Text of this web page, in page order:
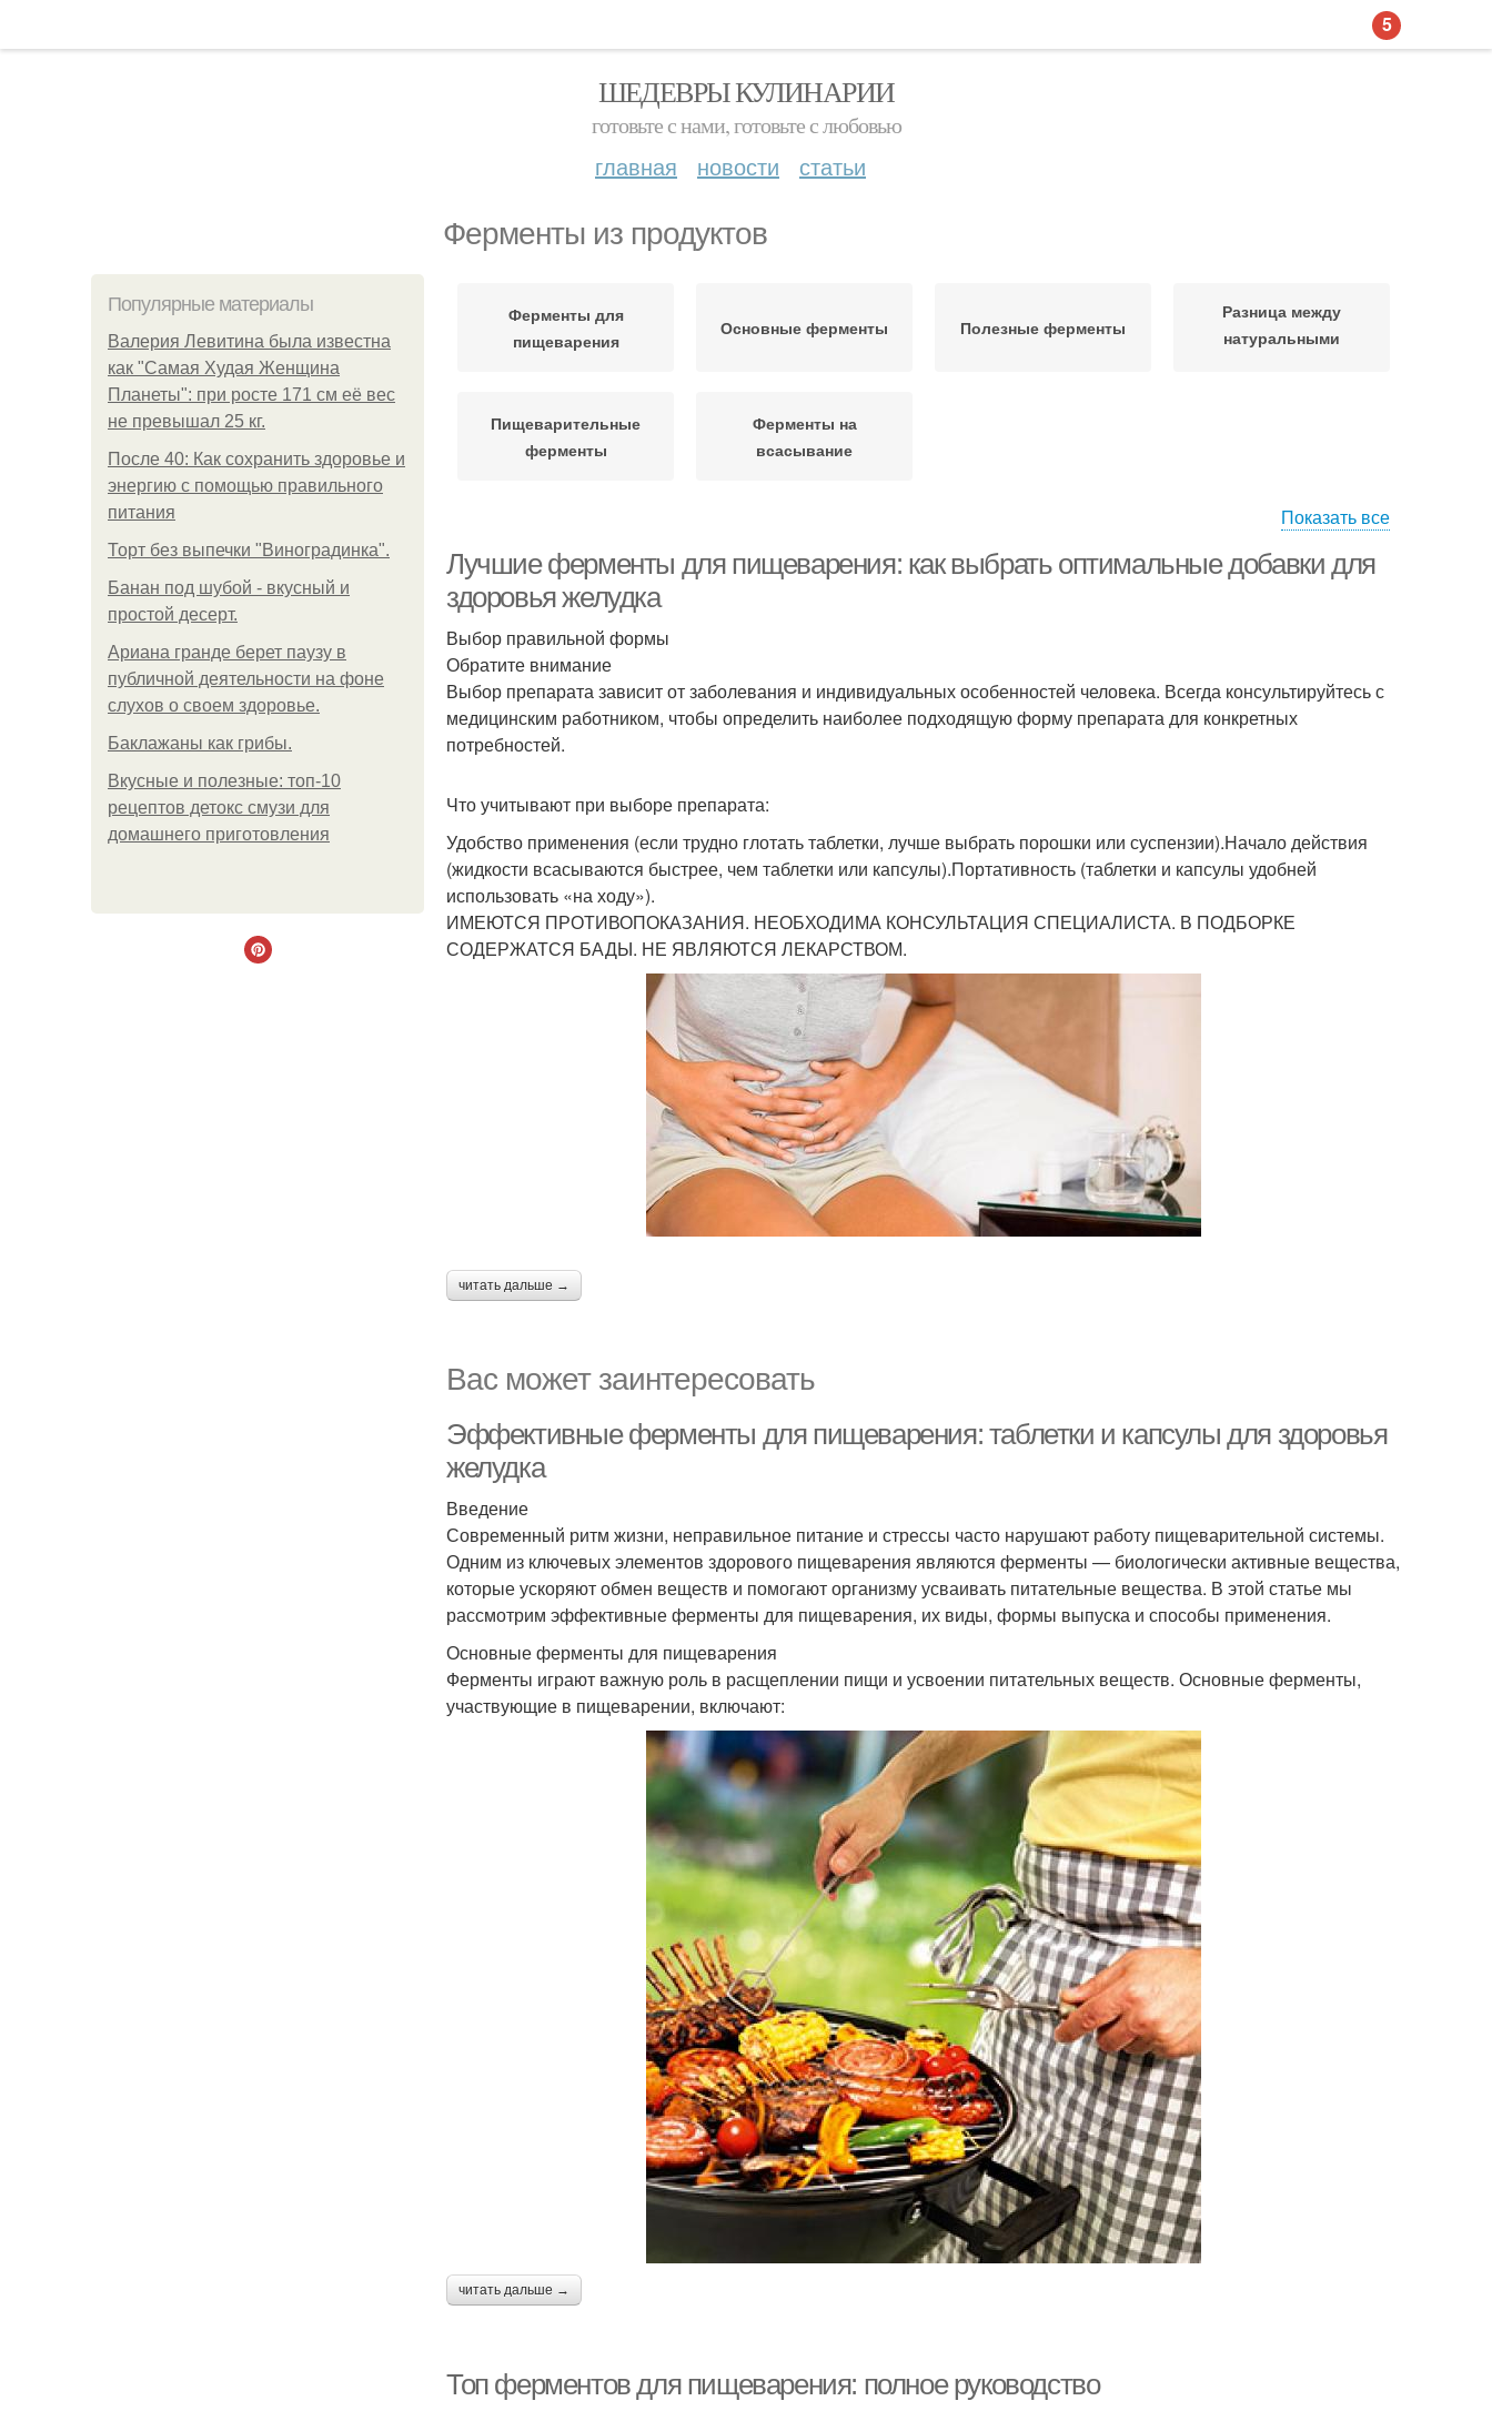
ШЕДЕВРЫ КУЛИНАРИИ
готовьте с нами, готовьте с любовью
главная новости статьи
Ферменты из продуктов
Популярные материалы
Валерия Левитина была известна
как "Самая Худая Женщина
Планеты": при росте 171 см её вес
не превышал 25 кг.
После 40: Как сохранить здоровье и
энергию с помощью правильного
питания
Торт без выпечки "Виноградинка".
Банан под шубой - вкусный и
простой десерт.
Ариана гранде берет паузу в
публичной деятельности на фоне
слухов о своем здоровье.
Баклажаны как грибы.
Вкусные и полезные: топ-10
рецептов детокс смузи для
домашнего приготовления
Ферменты для
пищеварения
Основные ферменты Полезные ферменты
Разница между
натуральными
Пищеварительные
ферменты
Ферменты на
всасывание
Показать все
Лучшие ферменты для пищеварения: как выбрать оптимальные добавки для
здоровья желудка
Выбор правильной формы
Обратите внимание
Выбор препарата зависит от заболевания и индивидуальных особенностей человека. Всегда консультируйтесь с
медицинским работником, чтобы определить наиболее подходящую форму препарата для конкретных
потребностей.
Что учитывают при выборе препарата:
Удобство применения (если трудно глотать таблетки, лучше выбрать порошки или суспензии).Начало действия
(жидкости всасываются быстрее, чем таблетки или капсулы).Портативность (таблетки и капсулы удобней
использовать «на ходу»).
ИМЕЮТСЯ ПРОТИВОПОКАЗАНИЯ. НЕОБХОДИМА КОНСУЛЬТАЦИЯ СПЕЦИАЛИСТА. В ПОДБОРКЕ
СОДЕРЖАТСЯ БАДЫ. НЕ ЯВЛЯЮТСЯ ЛЕКАРСТВОМ.
читать дальше →
Вас может заинтересовать
Эффективные ферменты для пищеварения: таблетки и капсулы для здоровья
желудка
Введение
Современный ритм жизни, неправильное питание и стрессы часто нарушают работу пищеварительной системы.
Одним из ключевых элементов здорового пищеварения являются ферменты — биологически активные вещества,
которые ускоряют обмен веществ и помогают организму усваивать питательные вещества. В этой статье мы
рассмотрим эффективные ферменты для пищеварения, их виды, формы выпуска и способы применения.
Основные ферменты для пищеварения
Ферменты играют важную роль в расщеплении пищи и усвоении питательных веществ. Основные ферменты,
участвующие в пищеварении, включают:
читать дальше →
Топ ферментов для пищеварения: полное руководство
5